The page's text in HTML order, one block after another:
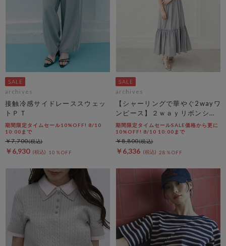
archives
接触冷感サイドレーススウェッ
トＰＴ
期間限定タイムセール10%OFF! 8/10
10:00まで
￥6,930 10％OFF
￥7,700
archives
【シャーリングで華やぐ2wayワ
ンピース】２ｗａｙリボンシャ
ーリングノースリワンピース
期間限定タイムセールSALE価格から更に
10%OFF! 8/10 10:00まで
￥6,336 28％OFF
￥8,800